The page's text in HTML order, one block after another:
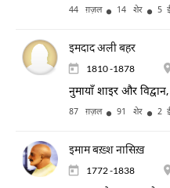
44 ग़ज़ल 14 शेर 5
इमदाद अली बहर
1810 -1878
नुमायाँ शाइर और
87 ग़ज़ल 91 शेर 2
इमाम बख़्श नासिख़
1772 -1838